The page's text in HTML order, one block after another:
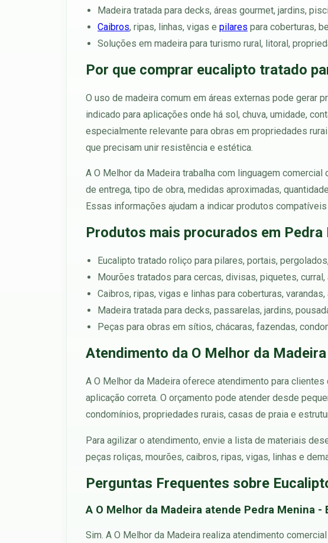
Madeira tratada para decks, áreas gourmet, jardins,
Caibros, ripas, linhas, vigas e pilares para coberturas,
Soluções em madeira para turismo rural, litoral,
Por que comprar eucalipto tratado
O uso de madeira comum em áreas externas pode gerar
indicado para aplicações onde há sol, chuva, umidade,
especialmente relevante para obras em propriedades
que precisam unir resistência e estética.
A O Melhor da Madeira trabalha com linguagem
de entrega, tipo de obra, medidas aproximadas,
Essas informações ajudam a indicar produtos
Produtos mais procurados em Pedra
Eucalipto tratado roliço para pilares, portais,
Mourões tratados para cercas, divisas, piquetes,
Caibros, ripas, vigas e linhas para coberturas,
Madeira tratada para decks, passarelas, jardins,
Peças para obras em sítios, chácaras, fazendas,
Atendimento da O Melhor da
A O Melhor da Madeira oferece atendimento para
aplicação correta. O orçamento pode atender desde
condomínios, propriedades rurais, casas de praia e
Para agilizar o atendimento, envie a lista de materiais
peças roliças, mourões, caibros, ripas, vigas, linhas e
Perguntas Frequentes sobre
A O Melhor da Madeira atende Pedra Menina -
Sim. A O Melhor da Madeira realiza atendimento